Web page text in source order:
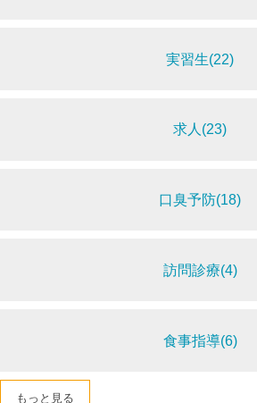
実習生(22)
求人(23)
口臭予防(18)
訪問診療(4)
食事指導(6)
もっと見る